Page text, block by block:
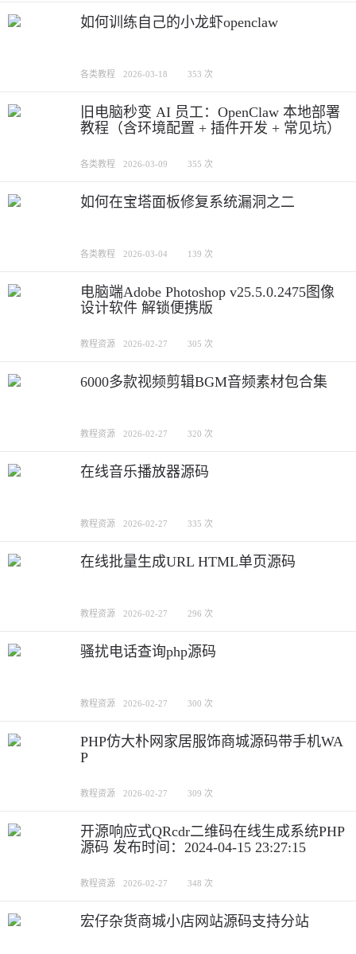
如何训练自己的小龙虾openclaw
各类教程 2026-03-18 353 次
旧电脑秒变 AI 员工：OpenClaw 本地部署
教程（含环境配置 + 插件开发 + 常见坑）
各类教程 2026-03-09 355 次
如何在宝塔面板修复系统漏洞之二
各类教程 2026-03-04 139 次
电脑端Adobe Photoshop v25.5.0.2475图像
设计软件 解锁便携版
教程资源 2026-02-27 305 次
6000多款视频剪辑BGM音频素材包合集
教程资源 2026-02-27 320 次
在线音乐播放器源码
教程资源 2026-02-27 335 次
在线批量生成URL HTML单页源码
教程资源 2026-02-27 296 次
骚扰电话查询php源码
教程资源 2026-02-27 300 次
PHP仿大朴网家居服饰商城源码带手机WA
P
教程资源 2026-02-27 309 次
开源响应式QRcdr二维码在线生成系统PHP
源码 发布时间：2024-04-15 23:27:15
教程资源 2026-02-27 348 次
宏仔杂货商城小店网站源码支持分站